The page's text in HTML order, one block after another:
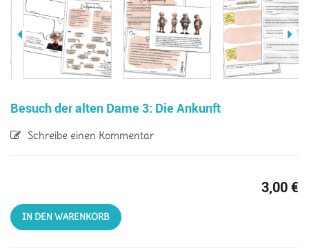
Besuch der alten Dame 3: Die Ankunft
Schreibe einen Kommentar
3,00€
IN DEN WARENKORB